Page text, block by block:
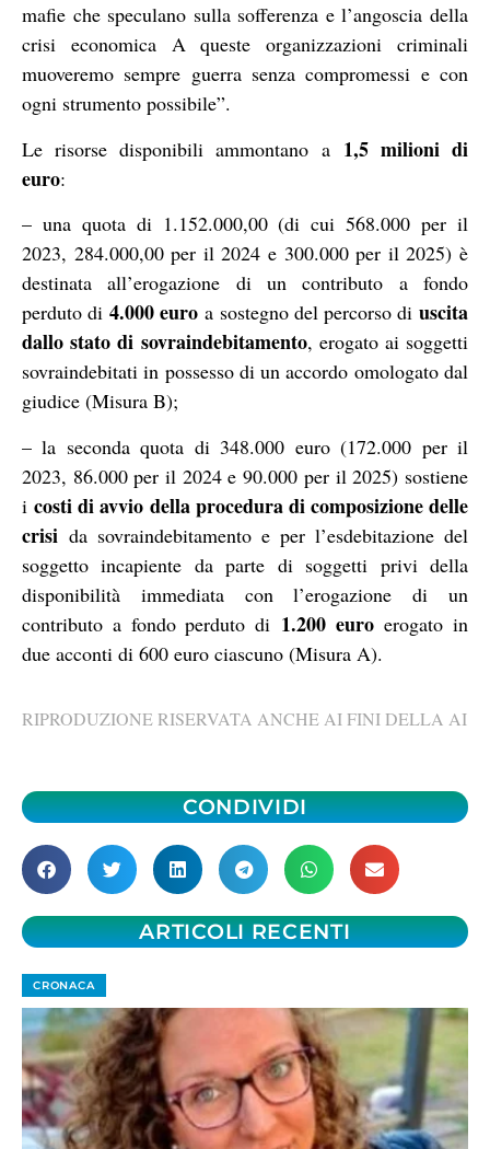
mafie che speculano sulla sofferenza e l’angoscia della
crisi economica A queste organizzazioni criminali
muoveremo sempre guerra senza compromessi e con
ogni strumento possibile”.
Le risorse disponibili ammontano a 1,5 milioni di
euro:
– una quota di 1.152.000,00 (di cui 568.000 per il
2023, 284.000,00 per il 2024 e 300.000 per il 2025) è
destinata all’erogazione di un contributo a fondo
perduto di4.000 euro a sostegno del percorso diuscita
dallo stato di sovraindebitamento, erogato ai soggetti
sovraindebitati in possesso di un accordo omologato dal
giudice (Misura B);
– la seconda quota di 348.000 euro (172.000 per il
2023, 86.000 per il 2024 e 90.000 per il 2025) sostiene
icosti di avvio della procedura di composizione delle
crisi da sovraindebitamento e per l’esdebitazione del
soggetto incapiente da parte di soggetti privi della
disponibilità immediata con l’erogazione di un
contributo a fondo perduto di 1.200 euroerogato in
due acconti di 600 euro ciascuno (Misura A).
RIPRODUZIONE RISERVATA ANCHE AI FINI DELLA AI
CONDIVIDI
ARTICOLI RECENTI
CRONACA